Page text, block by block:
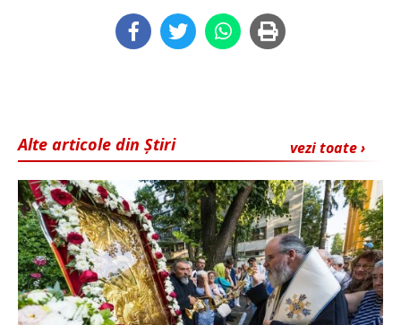
vezi toate ›
Alte articole din Știri